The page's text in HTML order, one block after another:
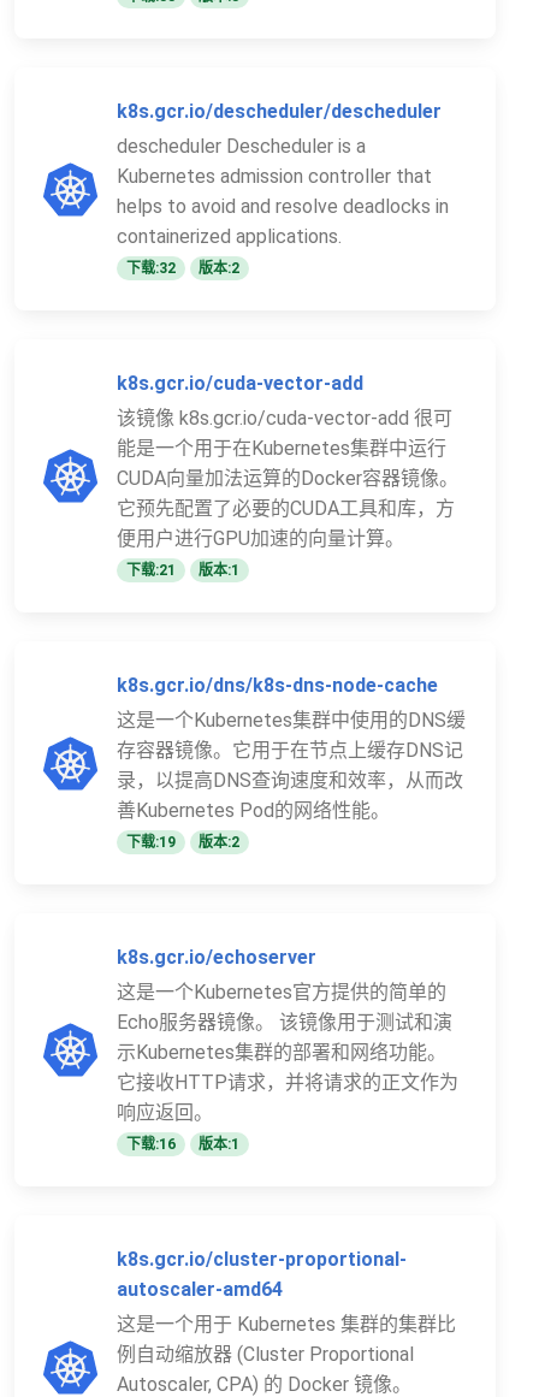
k8s.gcr.io/descheduler/descheduler
descheduler Descheduler is a
Kubernetes admission controller that
helps to avoid and resolve deadlocks in
containerized applications.
下载:32 版本:2
k8s.gcr.io/cuda-vector-add
该镜像 k8s.gcr.io/cuda-vector-add 很可
能是一个用于在Kubernetes集群中运行
CUDA向量加法运算的Docker容器镜像。
它预先配置了必要的CUDA工具和库，方
便用户进行GPU加速的向量计算。
下载:21 版本:1
k8s.gcr.io/dns/k8s-dns-node-cache
这是一个Kubernetes集群中使用的DNS缓
存容器镜像。它用于在节点上缓存DNS记
录，以提高DNS查询速度和效率，从而改
善Kubernetes Pod的网络性能。
下载:19 版本:2
k8s.gcr.io/echoserver
这是一个Kubernetes官方提供的简单的
Echo服务器镜像。 该镜像用于测试和演
示Kubernetes集群的部署和网络功能。
它接收HTTP请求，并将请求的正文作为
响应返回。
下载:16 版本:1
k8s.gcr.io/cluster-proportional-
autoscaler-amd64
这是一个用于 Kubernetes 集群的集群比
例自动缩放器 (Cluster Proportional
Autoscaler, CPA) 的 Docker 镜像。